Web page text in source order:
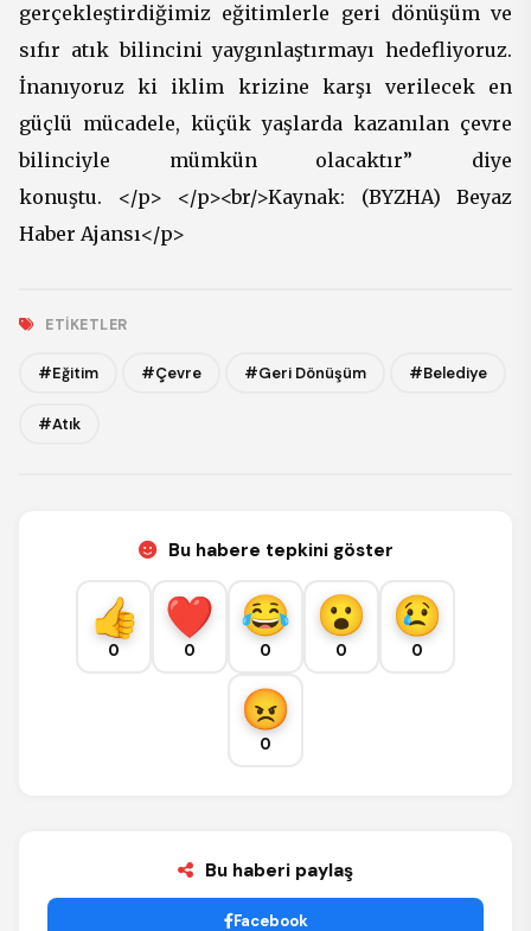
gerçekleştirdiğimiz eğitimlerle geri dönüşüm ve
sıfır atık bilincini yaygınlaştırmayı hedefliyoruz.
İnanıyoruz ki iklim krizine karşı verilecek en
güçlü mücadele, küçük yaşlarda kazanılan çevre
bilinciyle mümkün olacaktır” diye
konuştu. </p> </p><br/>Kaynak: (BYZHA) Beyaz
Haber Ajansı</p>
ETIKETLER
#Eğitim #Çevre #Geri Dönüşüm #Belediye
#Atık
Bu habere tepkini göster
0 0 0 0 0
0
Bu haberi paylaş
Facebook